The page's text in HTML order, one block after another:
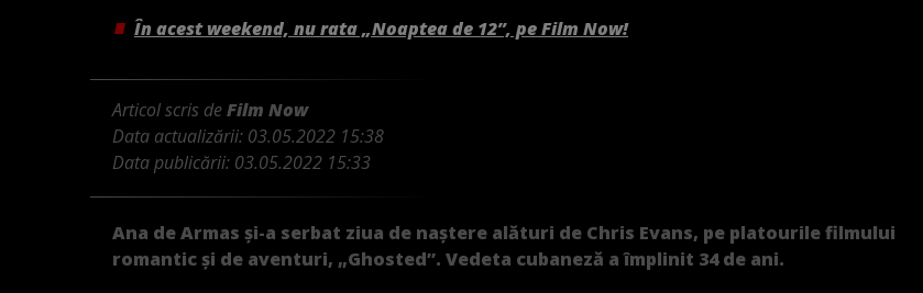
În acest weekend, nu rata „Noaptea de 12”, pe Film Now!
Articol scris deFilm Now
Data actualizării: 03.05.2022 15:38
Data publicării: 03.05.2022 15:33
Ana de Armas și-a serbat ziua de naștere alături de Chris Evans, pe platourile filmului
romantic și de aventuri, „Ghosted”. Vedeta cubaneză a împlinit 34 de ani.